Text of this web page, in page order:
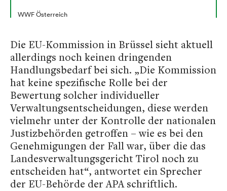
WWF Österreich
Die EU-Kommission in Brüssel sieht aktuell
allerdings noch keinen dringenden
Handlungsbedarf bei sich. „Die Kommission
hat keine spezifische Rolle bei der
Bewertung solcher individueller
Verwaltungsentscheidungen, diese werden
vielmehr unter der Kontrolle der nationalen
Justizbehörden getroffen – wie es bei den
Genehmigungen der Fall war, über die das
Landesverwaltungsgericht Tirol noch zu
entscheiden hat“, antwortet ein Sprecher
der EU-Behörde der APA schriftlich.